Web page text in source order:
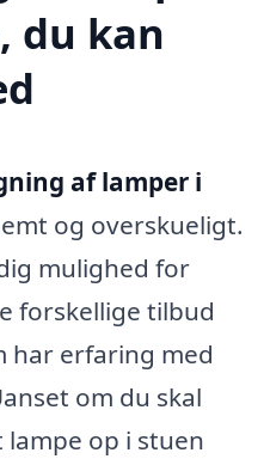
du kan
af lamper i
og overskueligt.
mulighed for
forskellige tilbud
har erfaring med
om du skal
op i stuen